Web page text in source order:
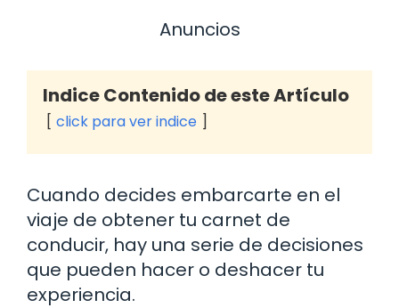
Anuncios
Indice Contenido de este Artículo
click para ver indice
Cuando decides embarcarte en el
viaje de obtener tu carnet de
conducir, hay una serie de decisiones
que pueden hacer o deshacer tu
experiencia.